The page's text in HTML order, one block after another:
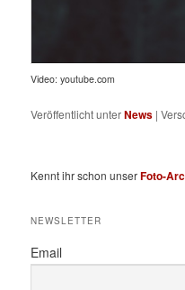
Video: youtube.com
Veröffentlicht unterNews |
Kennt ihr schon unserFoto-
NEWSLETTER
Email